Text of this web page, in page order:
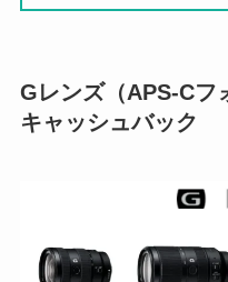
Gレンズ（APS-Cフ
キャッシュバック